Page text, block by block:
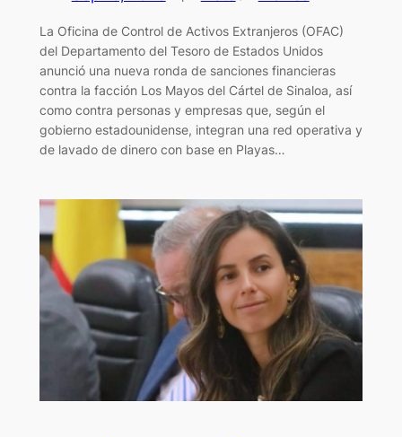
La Oficina de Control de Activos Extranjeros (OFAC)
del Departamento del Tesoro de Estados Unidos
anunció una nueva ronda de sanciones financieras
contra la facción Los Mayos del Cártel de Sinaloa, así
como contra personas y empresas que, según el
gobierno estadounidense, integran una red operativa y
de lavado de dinero con base en Playas…